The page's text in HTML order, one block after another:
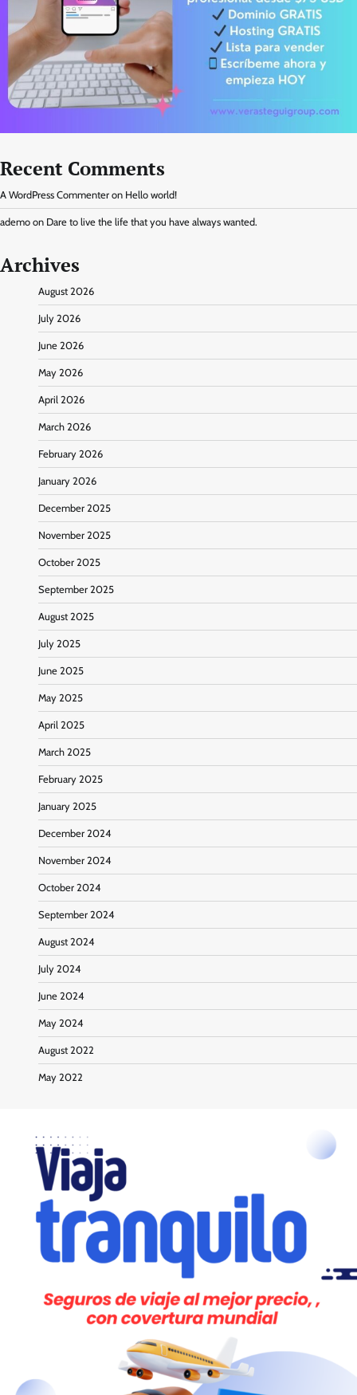
Recent Comments
A WordPress Commenter on Hello world!
ademo on Dare to live the life that you have always wanted.
Archives
August 2026
July 2026
June 2026
May 2026
April 2026
March 2026
February 2026
January 2026
December 2025
November 2025
October 2025
September 2025
August 2025
July 2025
June 2025
May 2025
April 2025
March 2025
February 2025
January 2025
December 2024
November 2024
October 2024
September 2024
August 2024
July 2024
June 2024
May 2024
August 2022
May 2022